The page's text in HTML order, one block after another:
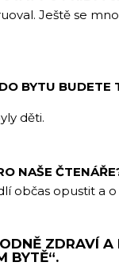
Ještě se
BYTU BUDETE
děti.
NAŠE
občas opustit a o
ZDRAVÍ A
BYTĚ“.